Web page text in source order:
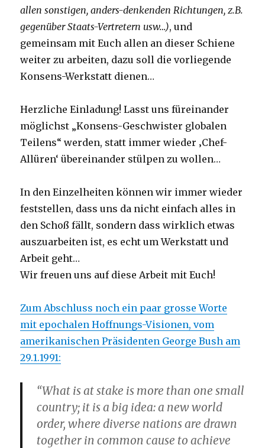
allen sonstigen, anders-denkenden Richtungen, z.B.
gegenüber Staats-Vertretern usw…), und
gemeinsam mit Euch allen an dieser Schiene
weiter zu arbeiten, dazu soll die vorliegende
Konsens-Werkstatt dienen…
Herzliche Einladung! Lasst uns füreinander
möglichst „Konsens-Geschwister globalen
Teilens“ werden, statt immer wieder ‚Chef-
Allüren‘ übereinander stülpen zu wollen…
In den Einzelheiten können wir immer wieder
feststellen, dass uns da nicht einfach alles in
den Schoß fällt, sondern dass wirklich etwas
auszuarbeiten ist, es echt um Werkstatt und
Arbeit geht…
Wir freuen uns auf diese Arbeit mit Euch!
Zum Abschluss noch ein paar grosse Worte
mit epochalen Hoffnungs-Visionen, vom
amerikanischen Präsidenten George Bush am
29.1.1991:
“What is at stake is more than one small
country; it is a big idea: a new world
order, where diverse nations are drawn
together in common cause to achieve